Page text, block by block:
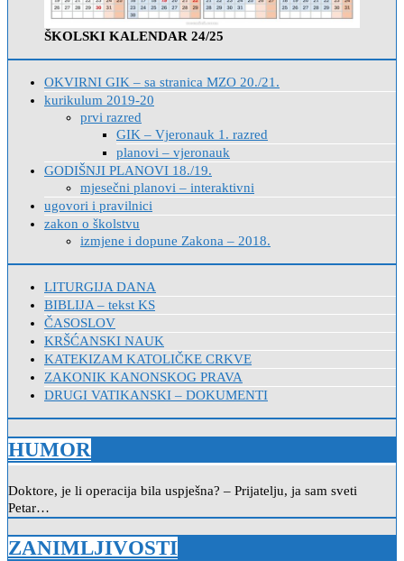
ŠKOLSKI KALENDAR 24/25
OKVIRNI GIK – sa stranica MZO 20./21.
kurikulum 2019-20
prvi razred
GIK – Vjeronauk 1. razred
planovi – vjeronauk
GODIŠNJI PLANOVI 18./19.
mjesečni planovi – interaktivni
ugovori i pravilnici
zakon o školstvu
izmjene i dopune Zakona – 2018.
LITURGIJA DANA
BIBLIJA – tekst KS
ČASOSLOV
KRŠĆANSKI NAUK
KATEKIZAM KATOLIČKE CRKVE
ZAKONIK KANONSKOG PRAVA
DRUGI VATIKANSKI – DOKUMENTI
HUMOR
Doktore, je li operacija bila uspješna? – Prijatelju, ja sam sveti
Petar…
ZANIMLJIVOSTI